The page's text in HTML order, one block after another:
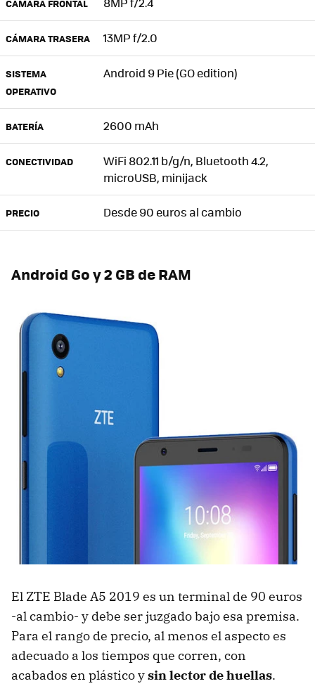
CÁMARA FRONTAL
CÁMARA TRASERA 13MP f/2.0
SISTEMA
OPERATIVO
Android 9 Pie (GO edition)
BATERÍA 2600 mAh
CONECTIVIDAD
WiFi 802.11 b/g/n, Bluetooth 4.2,
microUSB, minijack
PRECIO Desde 90 euros al cambio
Android Go y 2 GB de RAM
El ZTE Blade A5 2019 es un terminal de 90 euros
-al cambio- y debe ser juzgado bajo esa premisa.
Para el rango de precio, al menos el aspecto es
adecuado a los tiempos que corren, con
acabados en plástico ysin lector de huellas.